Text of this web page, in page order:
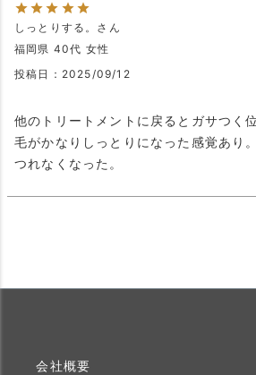
しっとりする。
福岡県 40代 女性
投稿日
2025/09/12
他のトリートメントに戻るとガサつく
毛がかなりしっとりになった感覚あり
つれなくなった。
会社概要